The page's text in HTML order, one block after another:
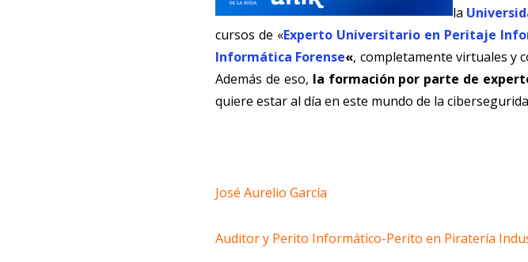
la
cursos de «Experto Universitario en Peritaje
Informática Forense«, completamente virtuales y
Además de eso, la formación por parte de
quiere estar al día en este mundo de la
José Aurelio García
Auditor y Perito Informático-Perito en Piratería